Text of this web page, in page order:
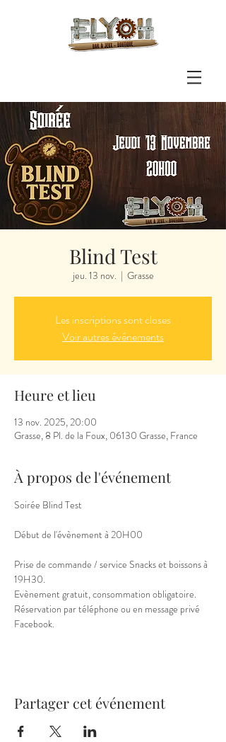
Blind Test
jeu. 13 nov.
  |
Grasse
Les inscriptions sont closes
Voir autres événements
Heure et lieu
13 nov. 2025, 20:00
Grasse, 8 Pl. de la Foux, 06130 Grasse, France
À propos de l'événement
Soirée Blind Test
Début de l'évènement à 20H00
Prise de commande / service Snacks et boissons à
19H30.
Evènement gratuit, consommation obligatoire.
Réservation par téléphone ou en message privé
Facebook.
Partager cet événement